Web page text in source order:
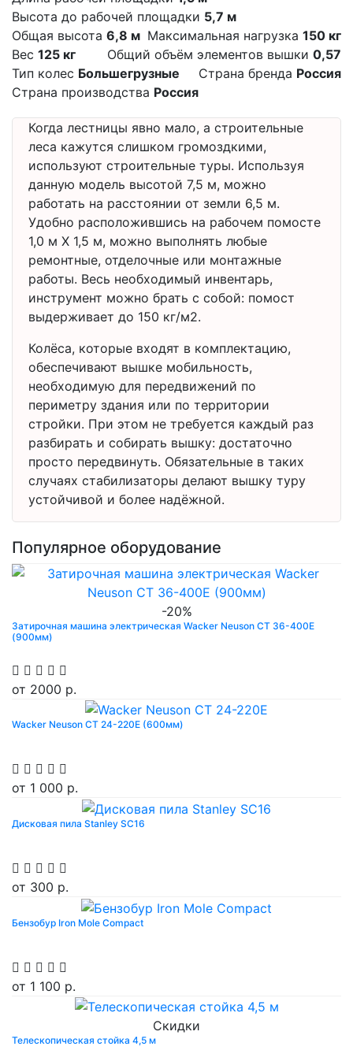
Высота до рабочей площадки 5,7 м
Общая высота 6,8 м Максимальная нагрузка 150 кг
Вес 125 кг Общий объём элементов вышки 0,57
Тип колес Большегрузные Страна бренда Россия
Страна производства Россия
Когда лестницы явно мало, а строительные
леса кажутся слишком громоздкими,
используют строительные туры. Используя
данную модель высотой 7,5 м, можно
работать на расстоянии от земли 6,5 м.
Удобно расположившись на рабочем помосте
1,0 м Х 1,5 м, можно выполнять любые
ремонтные, отделочные или монтажные
работы. Весь необходимый инвентарь,
инструмент можно брать с собой: помост
выдерживает до 150 кг/м2.
Колёса, которые входят в комплектацию,
обеспечивают вышке мобильность,
необходимую для передвижений по
периметру здания или по территории
стройки. При этом не требуется каждый раз
разбирать и собирать вышку: достаточно
просто передвинуть. Обязательные в таких
случаях стабилизаторы делают вышку туру
устойчивой и более надёжной.
Популярное оборудование
-20%
Затирочная машина электрическая Wacker Neuson CT 36-400E
(900мм)
от 2000 р.
Wacker Neuson CT 24-220E (600мм)
от 1 000 р.
Дисковая пила Stanley SC16
от 300 р.
Бензобур Iron Mole Compact
от 1 100 р.
Скидки
Телескопическая стойка 4,5 м